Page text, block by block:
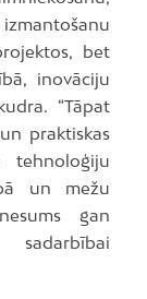
bet
inovāciju
“Tāpat
praktiskas
tehnoloģiju
un mežu
gan